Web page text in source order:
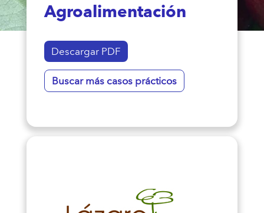
Agroalimentación
Descargar PDF
Buscar más casos prácticos